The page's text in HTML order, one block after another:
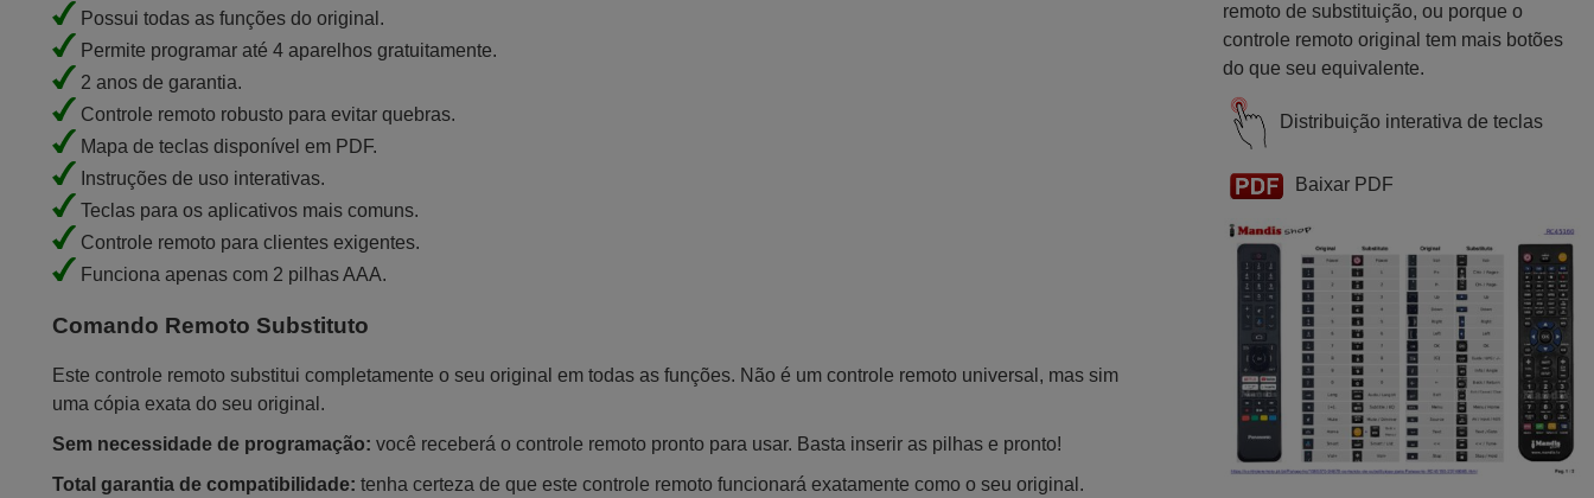
Possui todas as funções do original.
Permite programar até 4 aparelhos gratuitamente.
2 anos de garantia.
Controle remoto robusto para evitar quebras.
Mapa de teclas disponível em PDF.
Instruções de uso interativas.
Teclas para os aplicativos mais comuns.
Controle remoto para clientes exigentes.
Funciona apenas com 2 pilhas AAA.
Comando Remoto Substituto
Este controle remoto substitui completamente o seu original em todas as funções. Não é um controle remoto universal, mas sim
uma cópia exata do seu original.
Sem necessidade de programação: você receberá o controle remoto pronto para usar. Basta inserir as pilhas e pronto!
Total garantia de compatibilidade: tenha certeza de que este controle remoto funcionará exatamente como o seu original.
remoto de substituição, ou porque o
controle remoto original tem mais botões
do que seu equivalente.
Distribuição interativa de teclas
Baixar PDF